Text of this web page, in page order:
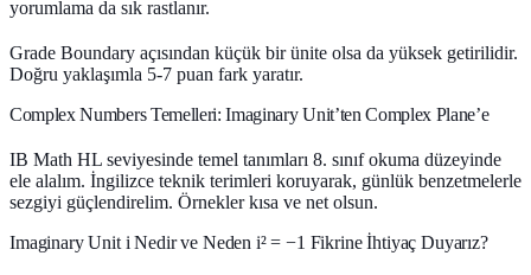
yorumlama da sık rastlanır.
Grade Boundary açısından küçük bir ünite olsa da yüksek getirilidir.
Doğru yaklaşımla 5-7 puan fark yaratır.
Complex Numbers Temelleri: Imaginary Unit’ten Complex Plane’e
IB Math HL seviyesinde temel tanımları 8. sınıf okuma düzeyinde
ele alalım. İngilizce teknik terimleri koruyarak, günlük benzetmelerle
sezgiyi güçlendirelim. Örnekler kısa ve net olsun.
Imaginary Unit i Nedir ve Neden i² = −1 Fikrine İhtiyaç Duyarız?